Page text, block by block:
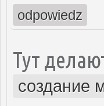
odpowiedz
Тут
создание